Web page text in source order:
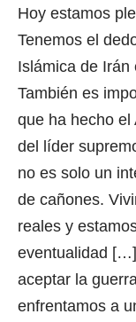
Hoy estamos
Tenemos el
Islámica de Irán
También es
que ha hecho el
del líder
no es solo un
de cañones.
reales y
eventualidad
aceptar la
enfrentamos a